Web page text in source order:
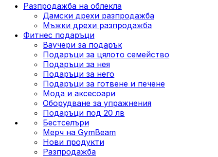
Разпродажба на облекла
Дамски дрехи разпродажба
Мъжки дрехи разпродажба
Фитнес подаръци
Ваучери за подарък
Подаръци за цялото семейство
Подаръци за нея
Подаръци за него
Подаръци за готвене и печене
Мода и аксесоари
Оборудване за упражнения
Подаръци под 20 лв
Бестселъри
Мерч на GymBeam
Нови продукти
Разпродажба